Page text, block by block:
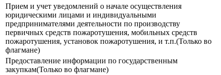
Прием и учет уведомлений о начале осуществления
юридическими лицами и индивидуальными
предпринимателями деятельности по производству
первичных средств пожаротушения, мобильных средств
пожаротушения, установок пожаротушения, и т.п.(Только во
флагмане)
Предоставление информации по государственным
закупкам(Только во флагмане)